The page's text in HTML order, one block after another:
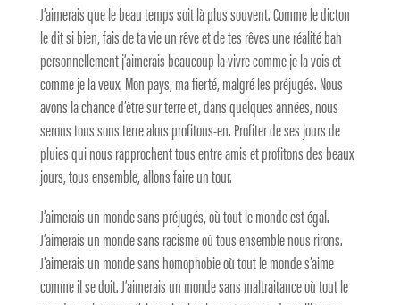
J’aimerais que le beau temps soit là plus souvent. Comme le dicton
le dit si bien, fais de ta vie un rêve et de tes rêves une réalité bah
personnellement j’aimerais beaucoup la vivre comme je la vois et
comme je la veux. Mon pays, ma fierté, malgré les préjugés. Nous
avons la chance d’être sur terre et, dans quelques années, nous
serons tous sous terre alors profitons-en. Profiter de ses jours de
pluies qui nous rapprochent tous entre amis et profitons des beaux
jours, tous ensemble, allons faire un tour.
J’aimerais un monde sans préjugés, où tout le monde est égal.
J’aimerais un monde sans racisme où tous ensemble nous rirons.
J’aimerais un monde sans homophobie où tout le monde s’aime
comme il se doit. J’aimerais un monde sans maltraitance où tout le